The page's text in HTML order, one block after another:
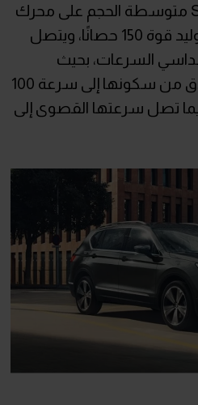
تعتمد الكروس أوفر SUV متوسطة الحجم على محرك
سعته 1.4 لترًا قادر على توليد قوة 150 حصانًا، ويتصل
السرعات، بحيث
تستطيع السيارة الانطلاق من سكونها إلى سرعة 100
ثوان، فيما تصل سرعتها القصوى إلى